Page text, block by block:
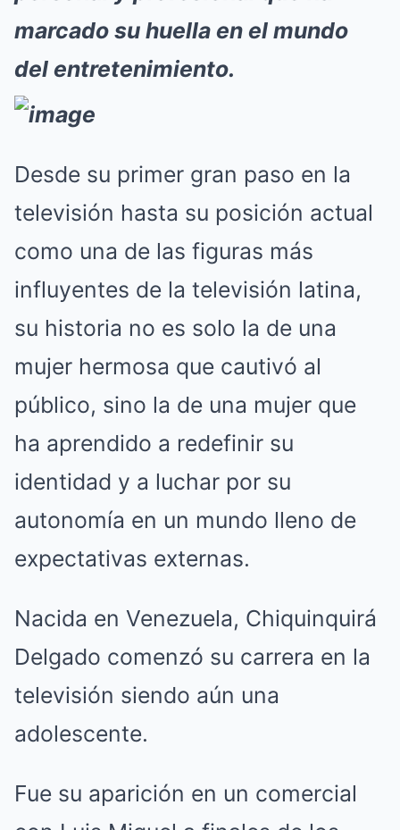
marcado su huella en el mundo
del entretenimiento.
Desde su primer gran paso en la
televisión hasta su posición actual
como una de las figuras más
influyentes de la televisión latina,
su historia no es solo la de una
mujer hermosa que cautivó al
público, sino la de una mujer que
ha aprendido a redefinir su
identidad y a luchar por su
autonomía en un mundo lleno de
expectativas externas.
Nacida en Venezuela, Chiquinquirá
Delgado comenzó su carrera en la
televisión siendo aún una
adolescente.
Fue su aparición en un comercial